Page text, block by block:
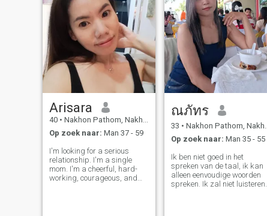
Arisara
40 • Nakhon Pathom, Nakhon Pathom, Thailand
Op zoek naar: Man 37 - 59
I'm looking for a serious
relationship. I'm a single
mom. I'm a cheerful, hard-
working, courageous, and
ณภัทร
33 • Nakhon Pathom, Nakhon Pathom, Thailand
Op zoek naar: Man 35 - 55
Ik ben niet goed in het
spreken van de taal, ik kan
alleen eenvoudige woorden
spreken. Ik zal niet luisteren